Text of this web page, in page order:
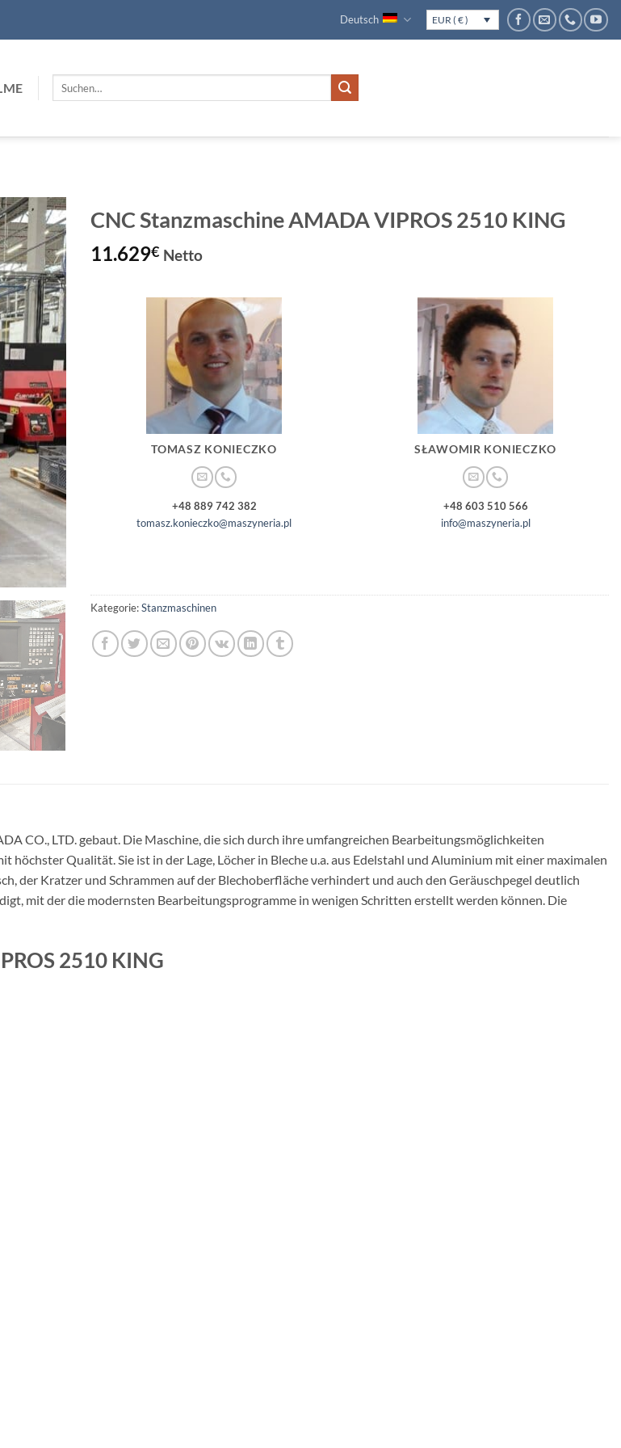
Deutsch EUR ( € )
Suchen
CNC Stanzmaschine AMADA VIPROS 2510 KING
11.629€ Netto
TOMASZ KONIECZKO
+48 889 742 382
tomasz.konieczko@maszyneria.pl
SŁAWOMIR KONIECZKO
+48 603 510 566
info@maszyneria.pl
Kategorie:Stanzmaschinen
CO., LTD. gebaut. Die Maschine, die sich durch ihre umfangreichen Bearbeitungsmöglichkeiten
höchster Qualität. Sie ist in der Lage, Löcher in Bleche u.a. aus Edelstahl und Aluminium mit einer maximalen
der Kratzer und Schrammen auf der Blechoberfläche verhindert und auch den Geräuschpegel deutlich
mit der die modernsten Bearbeitungsprogramme in wenigen Schritten erstellt werden können. Die
2510 KING